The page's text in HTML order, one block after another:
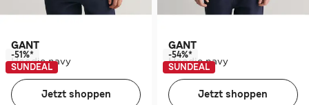
GANT
Hoodie navy
-51%*
SUNDEAL
Jetzt shoppen
GANT
Hoodie navy
-54%*
SUNDEAL
Jetzt shoppen